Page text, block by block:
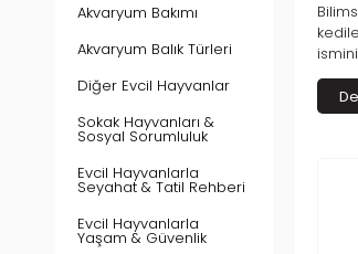
Akvaryum Bakımı
Akvaryum Balık Türleri
Diğer Evcil Hayvanlar
Sokak Hayvanları &
Sosyal Sorumluluk
Evcil Hayvanlarla
Seyahat & Tatil Rehberi
Evcil Hayvanlarla
Yaşam & Güvenlik
Asya